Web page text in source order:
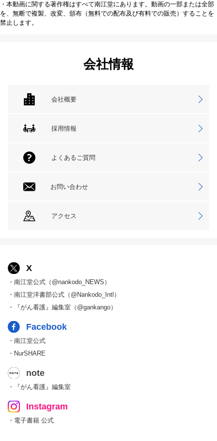
・本動画に関する著作権はすべて南江堂にあります。動画の一部または全部
を、無断で複製、改変、頒布（無料での配布及び有料での販売）することを
禁止します。
会社情報
会社概要
採用情報
よくあるご質問
お問い合わせ
アクセス
X
・南江堂公式（@nankodo_NEWS）
・南江堂洋書部公式（@Nankodo_Intl）
・『がん看護』編集室（@gankango）
Facebook
・南江堂公式
・NurSHARE
note
・『がん看護』編集室
Instagram
・電子書籍 公式